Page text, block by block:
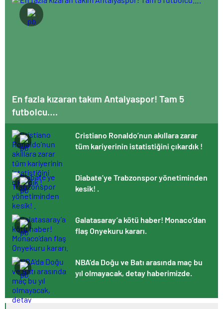
En fazla kızaran takım Antalyaspor! Tam 5
futbolcu….
Cristiano Ronaldo’nun akıllara zarar
tüm kariyerinin istatistiğini çıkardık !
Diabate’ye Trabzonspor yönetiminden
kesik! .
Galatasaray’a kötü haber! Monaco’dan
flaş Onyekuru kararı.
NBA’da Doğu ve Batı arasında maç bu
yıl olmayacak, detay haberimizde.